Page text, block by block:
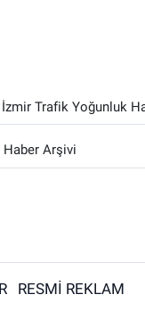
İzmir Trafik Yoğunluk
Haber Arşivi
RESMİ REKLAM